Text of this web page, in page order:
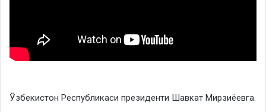
Ўзбекистон Республикаси президенти Шавкат Мирзиёевга.